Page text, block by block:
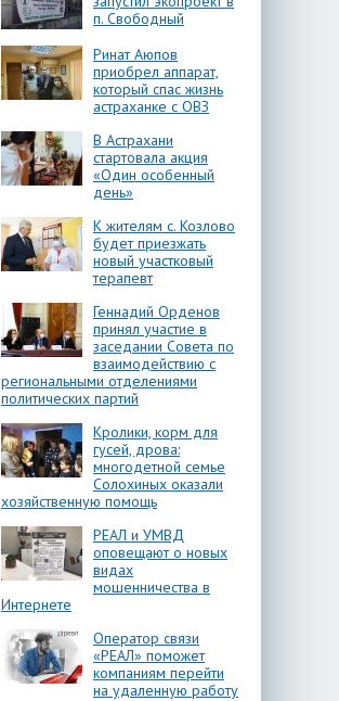
п. Свободный
Ринат Аюпов
приобрел аппарат,
который спас жизнь
астраханке с ОВЗ
В Астрахани
стартовала акция
«Один особенный
день»
К жителям с. Козлово
будет приезжать
новый участковый
терапевт
Геннадий Орденов
принял участие в
заседании Совета по
взаимодействию с
региональными отделениями
политических партий
Кролики, корм для
гусей, дрова:
многодетной семье
Солохиных оказали
хозяйственную помощь
РЕАЛ и УМВД
оповещают о новых
видах
мошенничества в
Интернете
Оператор связи
«РЕАЛ» поможет
компаниям перейти
на удаленную работу